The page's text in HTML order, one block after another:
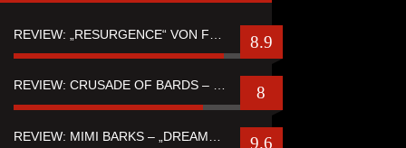
8.9
REVIEW: CRUSADE OF BARDS – “TALES OF DISTANT WORLDS“ 8
9.6